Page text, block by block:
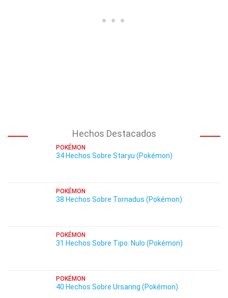
Hechos Destacados
POKÉMON
34 Hechos Sobre Staryu (Pokémon)
POKÉMON
38 Hechos Sobre Tornadus (Pokémon)
POKÉMON
31 Hechos Sobre Tipo: Nulo (Pokémon)
POKÉMON
40 Hechos Sobre Ursaring (Pokémon)